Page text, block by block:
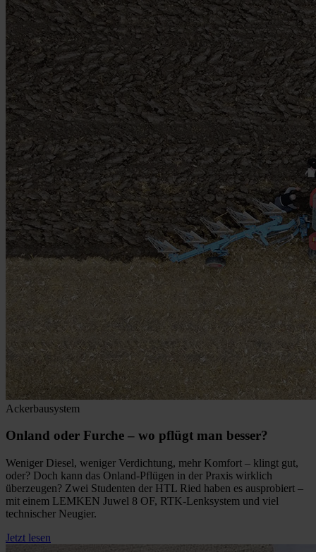
Ackerbausystem
Onland oder Furche – wo pflügt man besser?
Weniger Diesel, weniger Verdichtung, mehr Komfort – klingt gut,
oder? Doch kann das Onland-Pflügen in der Praxis wirklich
überzeugen? Zwei Studenten der HTL Ried haben es ausprobiert –
mit einem LEMKEN Juwel 8 OF, RTK-Lenksystem und viel
technischer Neugier.
Jetzt lesen